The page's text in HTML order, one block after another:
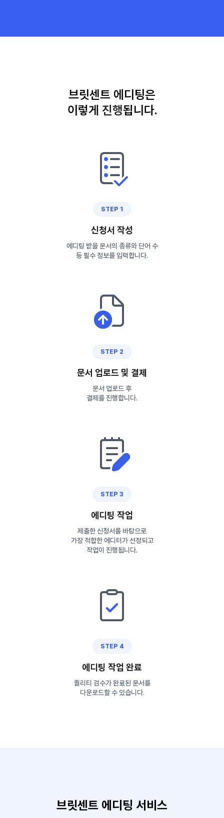
브릿센트 에디팅은
이렇게 진행됩니다.
STEP 1
신청서 작성
에디팅 받을 문서의 종류와 단어 수
등 필수 정보를 입력합니다.
STEP 2
문서 업로드 및 결제
문서 업로드 후
결제를 진행합니다.
STEP 3
에디팅 작업
제출한 신청서를 바탕으로
가장 적합한 에디터가 선정되고
작업이 진행됩니다.
STEP 4
에디팅 작업 완료
퀄리티 검수가 완료된 문서를
다운로드할 수 있습니다.
브릿센트 에디팅 서비스